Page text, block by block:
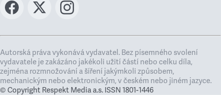
Autorská práva vykonává vydavatel. Bez písemného svolení
vydavatele je zakázáno jakékoli užití částí nebo celku díla,
zejména rozmnožování a šíření jakýmkoli způsobem,
mechanickým nebo elektronickým, v českém nebo jiném jazyce.
© Copyright Respekt Media a.s. ISSN 1801-1446